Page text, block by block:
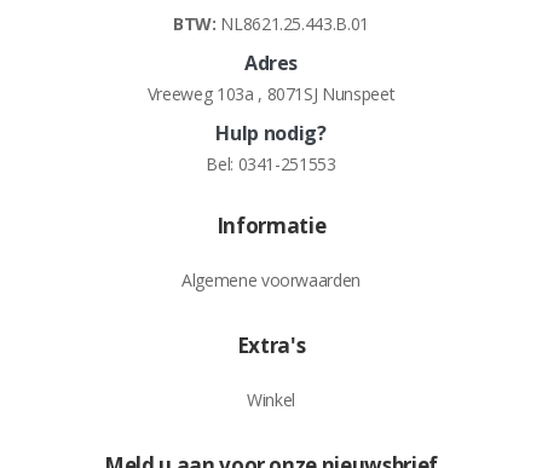
BTW: NL8621.25.443.B.01
Adres
Vreeweg 103a , 8071SJ Nunspeet
Hulp nodig?
Bel: 0341-251553
Informatie
Algemene voorwaarden
Extra's
Winkel